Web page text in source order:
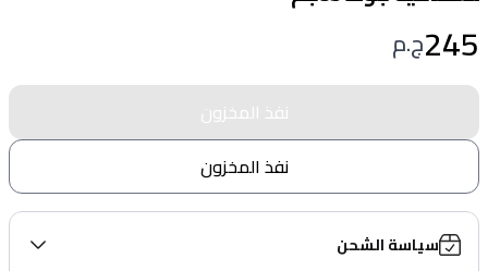
245ج.م
نفذ المخزون
نفذ المخزون
سياسة الشحن